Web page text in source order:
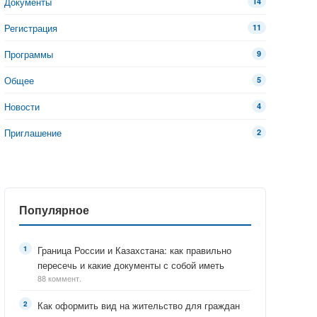
Регистрация 11
Программы 9
Общее 5
Новости 4
Приглашение 2
Популярное
Граница России и Казахстана: как правильно
пересечь и какие документы с собой иметь
88 коммент.
Как оформить вид на жительство для граждан